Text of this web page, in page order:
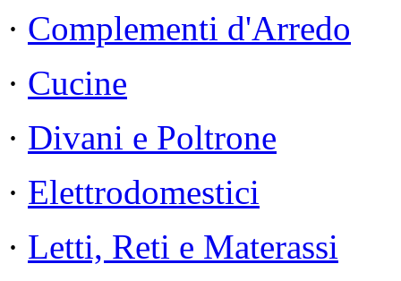
· Complementi d'Arredo
· Cucine
· Divani e Poltrone
· Elettrodomestici
· Letti, Reti e Materassi